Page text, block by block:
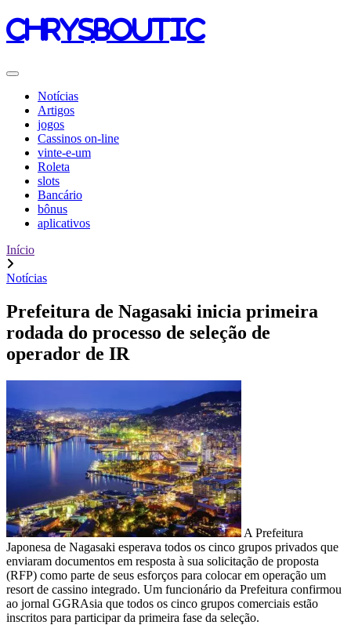
chrysboutic
Notícias
Artigos
jogos
Cassinos on-line
vinte-e-um
Roleta
slots
Bancário
bônus
aplicativos
Início
Notícias
Prefeitura de Nagasaki inicia primeira
rodada do processo de seleção de
operador de IR
A Prefeitura
Japonesa de Nagasaki esperava todos os cinco grupos privados que
enviaram documentos em resposta à sua solicitação de proposta
(RFP) como parte de seus esforços para colocar em operação um
resort de cassino integrado. Um funcionário da Prefeitura confirmou
ao jornal GGRAsia que todos os cinco grupos comerciais estão
inscritos para participar da primeira fase da seleção.